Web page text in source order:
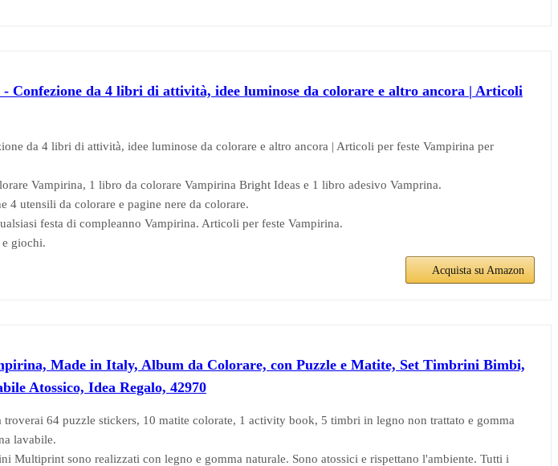
Confezione da 4 libri di attività, idee luminose da colorare e altro ancora | Articoli
da 4 libri di attività, idee luminose da colorare e altro ancora | Articoli per feste Vampirina per
Vampirina, 1 libro da colorare Vampirina Bright Ideas e 1 libro adesivo Vamprina.
4 utensili da colorare e pagine nere da colorare.
festa di compleanno Vampirina. Articoli per feste Vampirina.
giochi.
Acquista su Amazon
Made in Italy, Album da Colorare, con Puzzle e Matite, Set Timbrini Bimbi,
Atossico, Idea Regalo, 42970
64 puzzle stickers, 10 matite colorate, 1 activity book, 5 timbri in legno non trattato e gomma
lavabile.
sono realizzati con legno e gomma naturale. Sono atossici e rispettano l'ambiente. Tutti i